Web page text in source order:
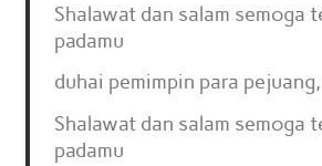
Shalawat dan salam semoga
padamu
duhai pemimpin para
Shalawat dan salam semoga
padamu